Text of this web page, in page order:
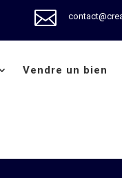

Vendre un bien